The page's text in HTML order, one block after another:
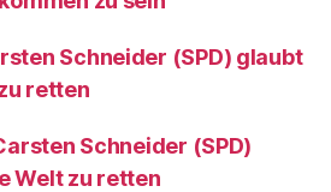
Schneider (SPD) glaubt
retten
Schneider (SPD)
Welt zu retten